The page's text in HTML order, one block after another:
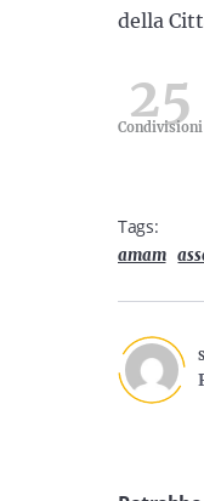
della
25
Condivisioni
Tags:
amam